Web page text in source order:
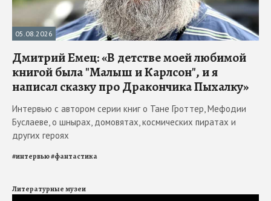
05.08.2026
Дмитрий Емец: «В детстве моей любимой
книгой была "Малыш и Карлсон", и я
написал сказку про Дракончика Пыхалку»
Интервью с автором серии книг о Тане Гроттер, Мефодии
Буслаеве, о шнырах, домовятах, космических пиратах и
других героях
#интервью#фантастика
Литературные музеи